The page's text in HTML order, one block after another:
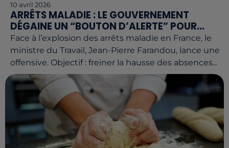
10 avril 2026
ARRÊTS MALADIE : LE GOUVERNEMENT
DÉGAINE UN “BOUTON D’ALERTE” POUR...
Face à l’explosion des arrêts maladie en France, le
ministre du Travail, Jean-Pierre Farandou, lance une
offensive. Objectif : freiner la hausse des absences...